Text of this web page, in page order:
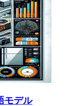
モデル